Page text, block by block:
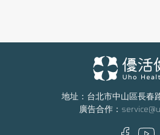
地址：台北市中山區長春
廣告合作：